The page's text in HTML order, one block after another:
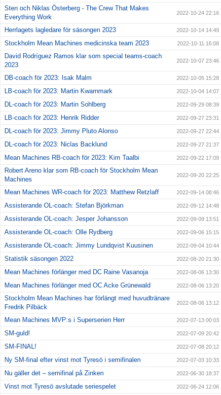
Sten och Niklas Österberg - The Crew That Makes
Everything Work
2022-10-24 22:16
Herrlagets lagledare för säsongen 2023 2022-10-14 14:49
Stockholm Mean Machines medicinska team 2023 2022-10-11 16:08
David Rodríguez Ramos klar som special teams-coach
2023
2022-10-07 23:46
DB-coach för 2023: Isak Malm 2022-10-05 15:28
LB-coach för 2023: Martin Kwarnmark 2022-10-04 14:07
DL-coach för 2023: Martin Sohlberg 2022-09-29 08:39
LB-coach för 2023: Henrik Ridder 2022-09-27 23:31
DL-coach för 2023: Jimmy Pluto Alonso 2022-09-27 22:44
DL-coach för 2023: Niclas Backlund 2022-09-27 21:37
Mean Machines RB-coach för 2023: Kim Taalbi 2022-09-22 17:09
Robert Areno klar som RB-coach för Stockholm Mean
Machines
2022-09-20 22:25
Mean Machines WR-coach för 2023: Matthew Retzlaff 2022-09-14 08:46
Assisterande OL-coach: Stefan Björkman 2022-09-12 14:48
Assisterande OL-coach: Jesper Johansson 2022-09-09 13:51
Assisterande OL-coach: Olle Rydberg 2022-09-06 15:15
Assisterande OL-coach: Jimmy Lundqvist Kuusinen 2022-09-04 10:44
Statistik säsongen 2022 2022-08-20 21:30
Mean Machines förlänger med DC Raine Vasanoja 2022-08-06 13:30
Mean Machines förlänger med OC Acke Grünewald 2022-08-06 13:20
Stockholm Mean Machines har förlängt med huvudtränare
Fredrik Pilbäck
2022-08-06 13:12
Mean Machines MVP:s i Superserien Herr 2022-07-13 00:03
SM-guld! 2022-07-09 20:42
SM-FINAL! 2022-07-08 20:12
Ny SM-final efter vinst mot Tyresö i semifinalen 2022-07-03 10:33
Nu gäller det – semifinal på Zinken 2022-06-30 18:37
Vinst mot Tyresö avslutade seriespelet 2022-06-24 12:06